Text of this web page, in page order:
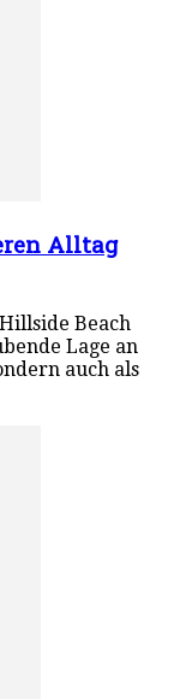
Alltag
Beach
Lage an
auch als